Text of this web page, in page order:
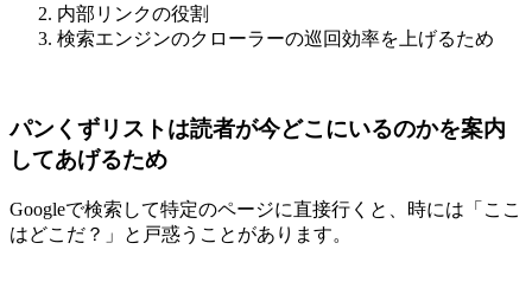
内部リンクの役割
検索エンジンのクローラーの巡回効率を上げるため
パンくずリストは読者が今どこにいるのかを案内
してあげるため
Googleで検索して特定のページに直接行くと、時には「ここ
はどこだ？」と戸惑うことがあります。